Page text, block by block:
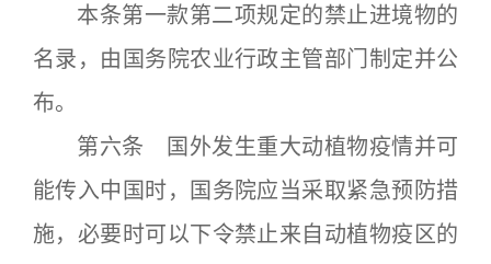
本条第一款第二项规定的禁止进境物的
名录，由国务院农业行政主管部门制定并公
布。
第六条 国外发生重大动植物疫情并可
能传入中国时，国务院应当采取紧急预防措
施，必要时可以下令禁止来自动植物疫区的